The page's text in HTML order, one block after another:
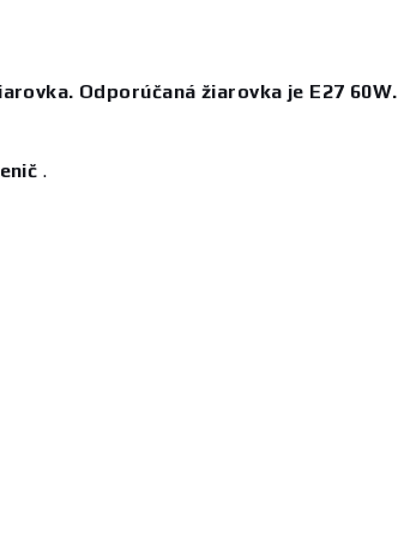
Odporúčaná žiarovka je E27 60W.
.